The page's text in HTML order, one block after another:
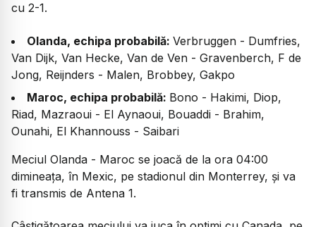
cu 2-1.
Olanda, echipa probabilă: Verbruggen - Dumfries,
Van Dijk, Van Hecke, Van de Ven - Gravenberch, F de
Jong, Reijnders - Malen, Brobbey, Gakpo
Maroc, echipa probabilă: Bono - Hakimi, Diop,
Riad, Mazraoui - El Aynaoui, Bouaddi - Brahim,
Ounahi, El Khannouss - Saibari
Meciul Olanda - Maroc se joacă de la ora 04:00
dimineața, în Mexic, pe stadionul din Monterrey, și va
fi transmis de Antena 1.